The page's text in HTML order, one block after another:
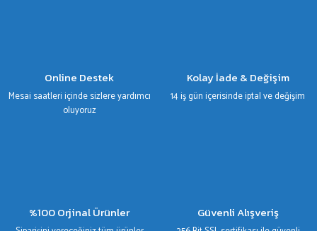
Online Destek
Mesai saatleri içinde sizlere yardımcı
oluyoruz
Kolay İade & Değişim
14 iş gün içerisinde iptal ve değişim
%100 Orjinal Ürünler Güvenli Alışveriş